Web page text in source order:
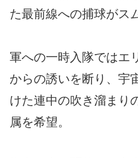
た最前線への捕球がス
軍への一時入隊ではエ
からの誘いを断り、宇
けた連中の吹き溜まり
属を希望。